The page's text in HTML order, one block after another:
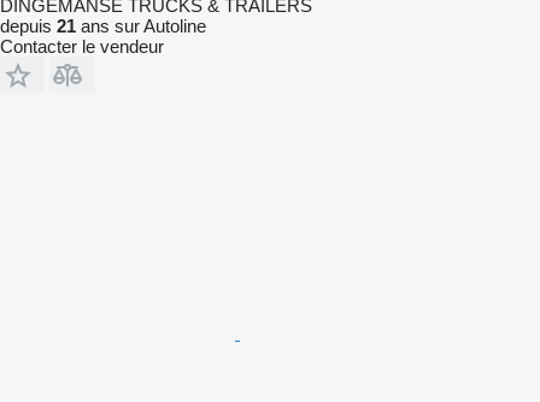
DINGEMANSE TRUCKS & TRAILERS
depuis 21 ans sur Autoline
Contacter le vendeur